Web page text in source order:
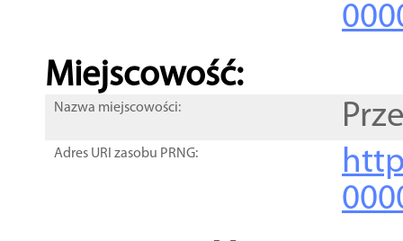
Miejscowość:
Nazwa miejscowości:
Adres URI zasobu PRNG: